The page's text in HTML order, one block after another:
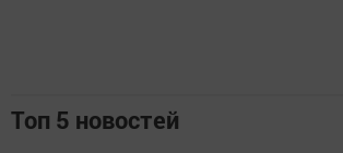
Топ 5 новостей